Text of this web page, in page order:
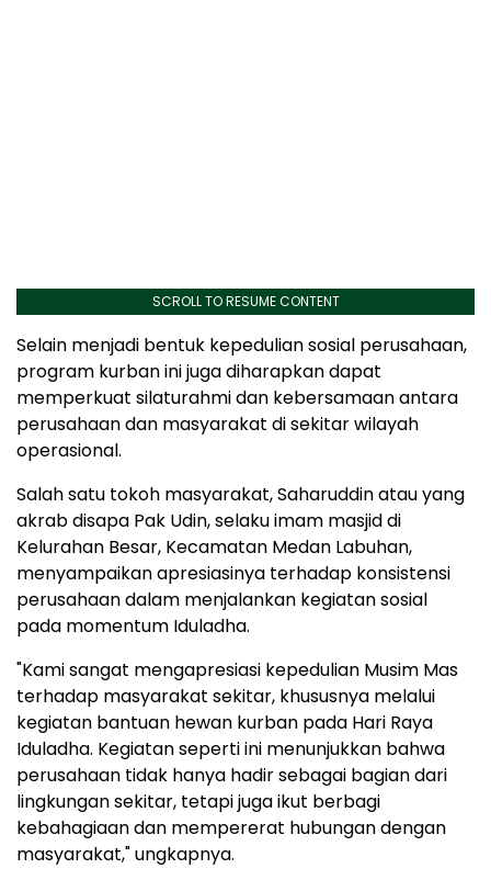
SCROLL TO RESUME CONTENT
Selain menjadi bentuk kepedulian sosial perusahaan,
program kurban ini juga diharapkan dapat
memperkuat silaturahmi dan kebersamaan antara
perusahaan dan masyarakat di sekitar wilayah
operasional.
Salah satu tokoh masyarakat, Saharuddin atau yang
akrab disapa Pak Udin, selaku imam masjid di
Kelurahan Besar, Kecamatan Medan Labuhan,
menyampaikan apresiasinya terhadap konsistensi
perusahaan dalam menjalankan kegiatan sosial
pada momentum Iduladha.
"Kami sangat mengapresiasi kepedulian Musim Mas
terhadap masyarakat sekitar, khususnya melalui
kegiatan bantuan hewan kurban pada Hari Raya
Iduladha. Kegiatan seperti ini menunjukkan bahwa
perusahaan tidak hanya hadir sebagai bagian dari
lingkungan sekitar, tetapi juga ikut berbagi
kebahagiaan dan mempererat hubungan dengan
masyarakat," ungkapnya.